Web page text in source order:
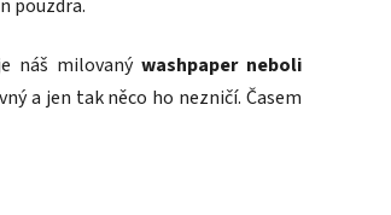
pouzdra.
náš milovaný washpaper neboli
a jen tak něco ho nezničí. Časem